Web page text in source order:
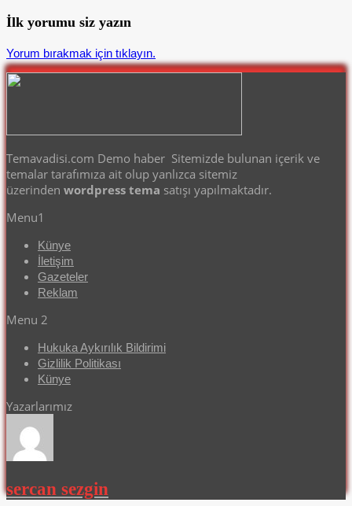
İlk yorumu siz yazın
Yorum bırakmak için tıklayın.
Temavadisi.com Demo haber Sitemizde bulunan içerik ve
temalar tarafımıza ait olup yanlızca sitemiz
üzerinden wordpress tema satışı yapılmaktadır.
Menu1
Künye
İletişim
Gazeteler
Reklam
Menu 2
Hukuka Aykırılık Bildirimi
Gizlilik Politikası
Künye
Yazarlarımız
sercan sezgin